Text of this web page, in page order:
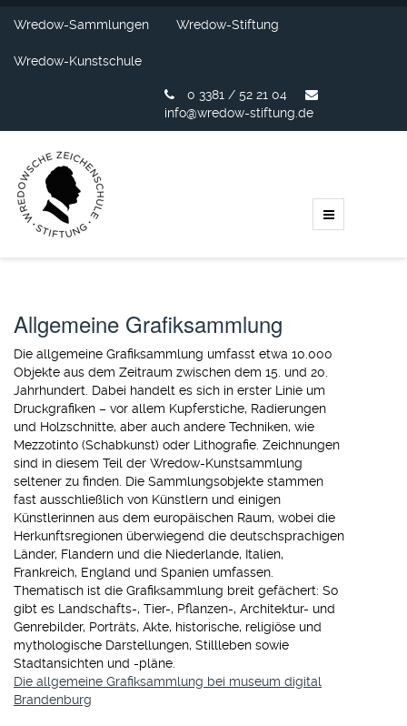
Wredow-Sammlungen Wredow-Stiftung
Wredow-Kunstschule
0 3381 / 52 21 04
info@wredow-stiftung.de
Allgemeine Grafiksammlung
Die allgemeine Grafiksammlung umfasst etwa 10.000
Objekte aus dem Zeitraum zwischen dem 15. und 20.
Jahrhundert. Dabei handelt es sich in erster Linie um
Druckgrafiken – vor allem Kupferstiche, Radierungen
und Holzschnitte, aber auch andere Techniken, wie
Mezzotinto (Schabkunst) oder Lithografie. Zeichnungen
sind in diesem Teil der Wredow-Kunstsammlung
seltener zu finden. Die Sammlungsobjekte stammen
fast ausschließlich von Künstlern und einigen
Künstlerinnen aus dem europäischen Raum, wobei die
Herkunftsregionen überwiegend die deutschsprachigen
Länder, Flandern und die Niederlande, Italien,
Frankreich, England und Spanien umfassen.
Thematisch ist die Grafiksammlung breit gefächert: So
gibt es Landschafts-, Tier-, Pflanzen-, Architektur- und
Genrebilder, Porträts, Akte, historische, religiöse und
mythologische Darstellungen, Stillleben sowie
Stadtansichten und -pläne.
Die allgemeine Grafiksammlung bei museum digital
Brandenburg